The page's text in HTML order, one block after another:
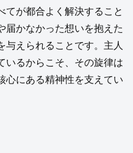
てが都合よく解決すること
届かなかった想いを抱えた
与えられることです。主人
いるからこそ、その旋律は
心にある精神性を支えてい